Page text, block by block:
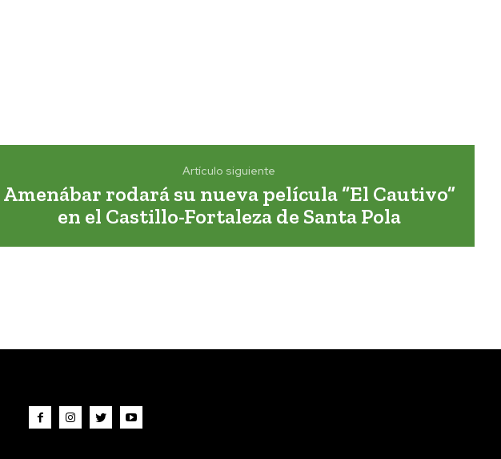
Artículo siguiente
Amenábar rodará su nueva película “El Cautivo”
en el Castillo-Fortaleza de Santa Pola